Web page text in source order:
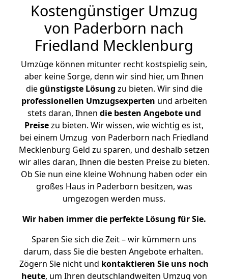
Kostengünstiger Umzug
von Paderborn nach
Friedland Mecklenburg
Umzüge können mitunter recht kostspielig sein,
aber keine Sorge, denn wir sind hier, um Ihnen
diegünstigste Lösung zu bieten. Wir sind die
professionellen Umzugsexperten und arbeiten
stets daran, Ihnen die besten Angebote und
Preisezu bieten. Wir wissen, wie wichtig es ist,
bei einem Umzug von Paderborn nach Friedland
Mecklenburg Geld zu sparen, und deshalb setzen
wir alles daran, Ihnen die besten Preise zu bieten.
Ob Sie nun eine kleine Wohnung haben oder ein
großes Haus in Paderborn besitzen, was
umgezogen werden muss.
Wir haben immer die perfekte Lösung für Sie.
Sparen Sie sich die Zeit – wir kümmern uns
darum, dass Sie die besten Angebote erhalten.
Zögern Sie nicht und kontaktieren Sie uns noch
heute, um Ihren deutschlandweiten Umzug von